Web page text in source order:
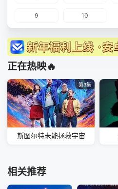
9 10
正在热映🔥
第3集
斯图尔特未能拯救宇宙
相关推荐